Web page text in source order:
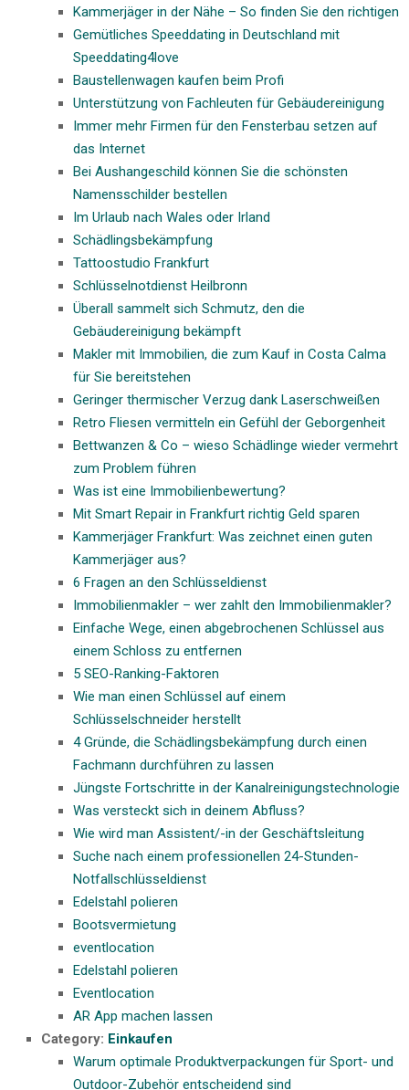
Kammerjäger in der Nähe – So finden Sie den richtigen
Gemütliches Speeddating in Deutschland mit
Speeddating4love
Baustellenwagen kaufen beim Profi
Unterstützung von Fachleuten für Gebäudereinigung
Immer mehr Firmen für den Fensterbau setzen auf
das Internet
Bei Aushangeschild können Sie die schönsten
Namensschilder bestellen
Im Urlaub nach Wales oder Irland
Schädlingsbekämpfung
Tattoostudio Frankfurt
Schlüsselnotdienst Heilbronn
Überall sammelt sich Schmutz, den die
Gebäudereinigung bekämpft
Makler mit Immobilien, die zum Kauf in Costa Calma
für Sie bereitstehen
Geringer thermischer Verzug dank Laserschweißen
Retro Fliesen vermitteln ein Gefühl der Geborgenheit
Bettwanzen & Co – wieso Schädlinge wieder vermehrt
zum Problem führen
Was ist eine Immobilienbewertung?
Mit Smart Repair in Frankfurt richtig Geld sparen
Kammerjäger Frankfurt: Was zeichnet einen guten
Kammerjäger aus?
6 Fragen an den Schlüsseldienst
Immobilienmakler – wer zahlt den Immobilienmakler?
Einfache Wege, einen abgebrochenen Schlüssel aus
einem Schloss zu entfernen
5 SEO-Ranking-Faktoren
Wie man einen Schlüssel auf einem
Schlüsselschneider herstellt
4 Gründe, die Schädlingsbekämpfung durch einen
Fachmann durchführen zu lassen
Jüngste Fortschritte in der Kanalreinigungstechnologie
Was versteckt sich in deinem Abfluss?
Wie wird man Assistent/-in der Geschäftsleitung
Suche nach einem professionellen 24-Stunden-
Notfallschlüsseldienst
Edelstahl polieren
Bootsvermietung
eventlocation
Edelstahl polieren
Eventlocation
AR App machen lassen
Category: Einkaufen
Warum optimale Produktverpackungen für Sport- und
Outdoor-Zubehör entscheidend sind